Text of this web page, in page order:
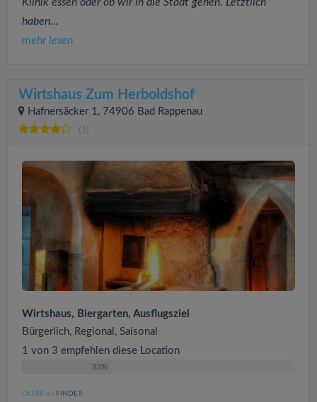
Klinik essen oder ob wir in die Stadt gehen. Letztlich
haben...
mehr lesen
Wirtshaus Zum Herboldshof
Hafnersäcker 1, 74906 Bad Rappenau
(3)
Wirtshaus, Biergarten, Ausflugsziel
Bürgerlich, Regional, Saisonal
1 von 3 empfehlen diese Location
33%
OLE88 (1 ) FINDET: